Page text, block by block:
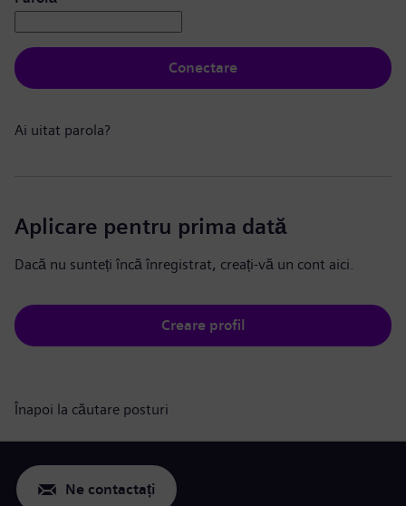
Conectare
Ai uitat parola?
Aplicare pentru prima dată
Dacă nu sunteți încă înregistrat, creați-vă un cont aici.
Creare profil
Înapoi la căutare posturi
Ne contactați